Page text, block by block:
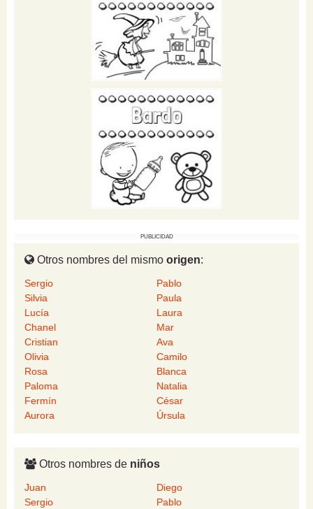
PUBLICIDAD
Otros nombres del mismo origen:
Sergio
Pablo
Silvia
Paula
Lucía
Laura
Chanel
Mar
Cristian
Ava
Olivia
Camilo
Rosa
Blanca
Paloma
Natalia
Fermín
César
Aurora
Úrsula
Otros nombres de niños
Juan
Diego
Sergio
Pablo